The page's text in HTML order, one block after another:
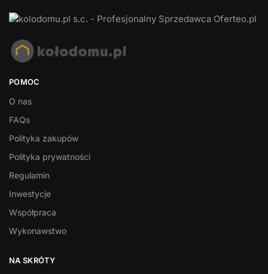
POMOC
O nas
FAQs
Polityka zakupów
Polityka prywatności
Regulamin
Inwestycje
Współpraca
Wykonawstwo
NA SKRÓTY